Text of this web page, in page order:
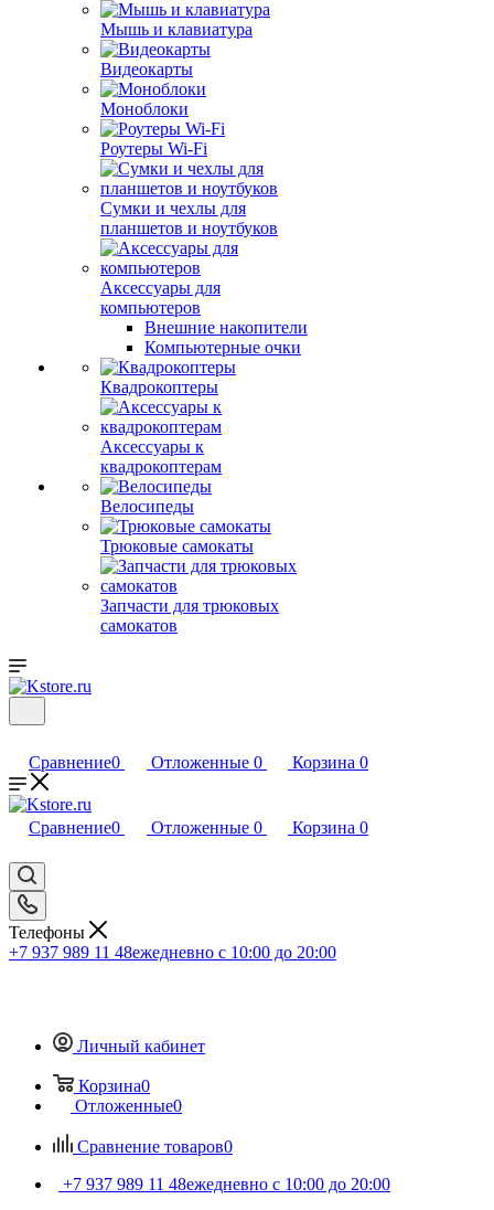
Мышь и клавиатура
Видеокарты
Моноблоки
Роутеры Wi-Fi
Сумки и чехлы для
планшетов и ноутбуков
Аксессуары для
компьютеров
Внешние накопители
Компьютерные очки
Квадрокоптеры
Аксессуары к
квадрокоптерам
Велосипеды
Трюковые самокаты
Запчасти для трюковых
самокатов
Сравнение0 Отложенные 0 Корзина 0
Сравнение0 Отложенные 0 Корзина 0
Телефоны
+7 937 989 11 48ежедневно с 10:00 до 20:00
Личный кабинет
Корзина0
Отложенные0
Сравнение товаров0
+7 937 989 11 48ежедневно с 10:00 до 20:00